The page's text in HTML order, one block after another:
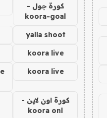
كورة جول -
koora-goal
yalla shoot
koora live
koora live
كورة اون لاين -
koora onl